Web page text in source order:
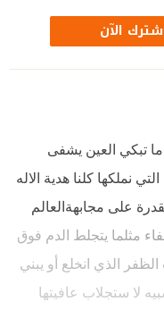
الآن
تبكي العين يشفى
نملكها كلنا هدية الاله
على مجابهةالعالم
مثلما يتجلط الدم فوق
الذي انخلع أو يبني
لا ستجلاب عافيتها